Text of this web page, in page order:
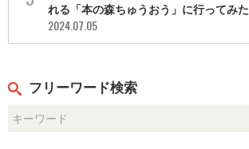
れる「本の森ちゅうおう」に行ってみた
2024.07.05
フリーワード検索